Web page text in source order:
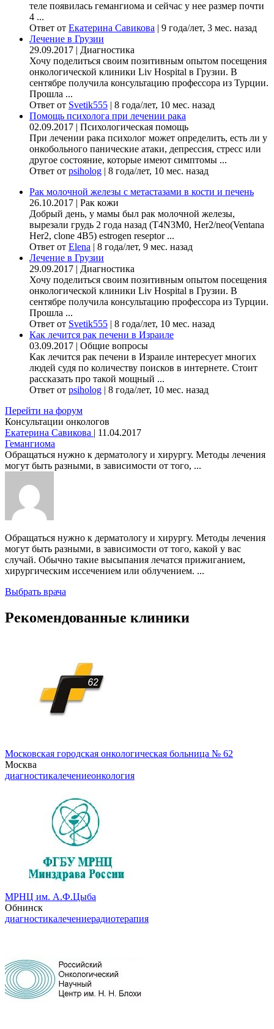
теле появилась гемангиома и сейчас у нее размер почти
4 ...
Ответ от Екатерина Савикова | 9 года/лет, 3 мес. назад
Лечение в Грузии
29.09.2017 | Диагностика
Хочу поделиться своим позитивным опытом посещения
онкологической клиники Liv Hospital в Грузии. В
сентябре получила консультацию профессора из Турции.
Прошла ...
Ответ от Svetik555 | 8 года/лет, 10 мес. назад
Помощь психолога при лечении рака
02.09.2017 | Психологическая помощь
При лечении рака психолог может определить, есть ли у
онкобольного панические атаки, депрессия, стресс или
другое состояние, которые имеют симптомы ...
Ответ от psiholog | 8 года/лет, 10 мес. назад
Рак молочной железы с метастазами в кости и печень
26.10.2017 | Рак кожи
Добрый день, у мамы был рак молочной железы,
вырезали грудь 2 года назад (Т4N3M0, Her2/neo(Ventana
Her2, clone 4B5) estrogen reseptor ...
Ответ от Elena | 8 года/лет, 9 мес. назад
Лечение в Грузии
29.09.2017 | Диагностика
Хочу поделиться своим позитивным опытом посещения
онкологической клиники Liv Hospital в Грузии. В
сентябре получила консультацию профессора из Турции.
Прошла ...
Ответ от Svetik555 | 8 года/лет, 10 мес. назад
Как лечится рак печени в Израиле
03.09.2017 | Общие вопросы
Как лечится рак печени в Израиле интересует многих
людей судя по количеству поисков в интернете. Стоит
рассказать про такой мощный ...
Ответ от psiholog | 8 года/лет, 10 мес. назад
Перейти на форум
Консультации онкологов
Екатерина Савикова | 11.04.2017
Гемангиома
Обращаться нужно к дерматологу и хирургу. Методы лечения
могут быть разными, в зависимости от того, ...
Обращаться нужно к дерматологу и хирургу. Методы лечения
могут быть разными, в зависимости от того, какой у вас
случай. Обычно такие высыпания лечатся прижиганием,
хирургическим иссечением или облучением. ...
Выбрать врача
Рекомендованные клиники
Московская городская онкологическая больница № 62
Москва
диагностикалечениеонкология
МРНЦ им. А.Ф.Цыба
Обнинск
диагностикалечениерадиотерапия